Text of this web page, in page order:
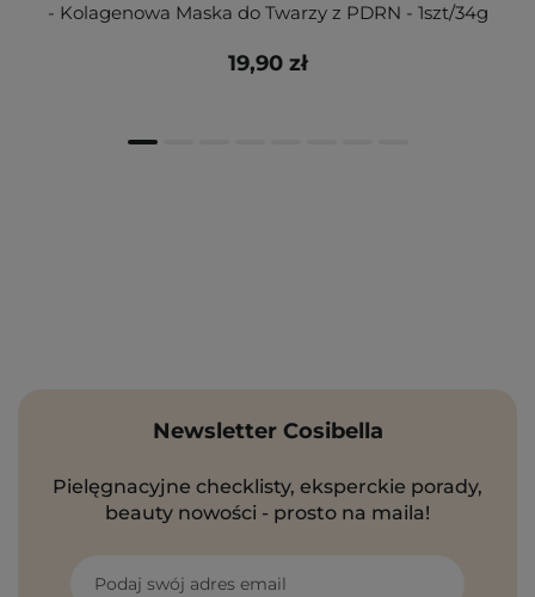
- Kolagenowa Maska do Twarzy z PDRN - 1szt/34g
19,90 zł
Newsletter Cosibella
Pielęgnacyjne checklisty, eksperckie porady,
beauty nowości - prosto na maila!
Podaj swój adres email